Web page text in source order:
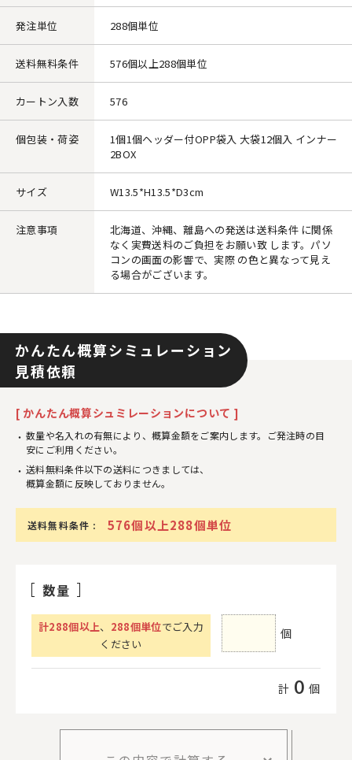
発注単位 288個単位
送料無料条件 576個以上288個単位
カートン入数 576
個包装・荷姿
1個1個ヘッダー付OPP袋入 大袋12個入 インナー
2BOX
サイズ W13.5*H13.5*D3cm
注意事項
北海道、沖縄、離島への発送は送料条件 に関係
なく実費送料のご負担をお願い致 します。パソ
コンの画面の影響で、実際 の色と異なって見え
る場合がございます。
かんたん概算シミュレーション
見積依頼
[ かんたん概算シュミレーションについて ]
数量や名入れの有無により、概算金額をご案内します。ご発注時の目
安にご利用ください。
送料無料条件以下の送料につきましては、
概算金額に反映しておりません。
送料無料条件 : 576個以上288個単位
数量
計288個以上、 288個単位でご入力
ください
個
計 0 個